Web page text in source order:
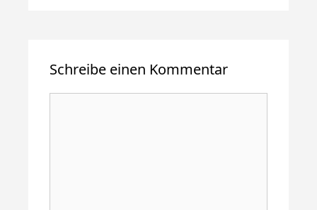
Schreibe einen Kommentar